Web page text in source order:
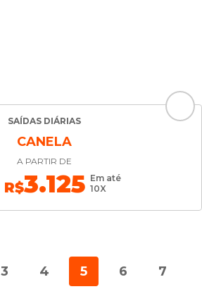
SAÍDAS DIÁRIAS
CANELA
A PARTIR DE
R$3.125 Em até
10X
3 4 5 6
7